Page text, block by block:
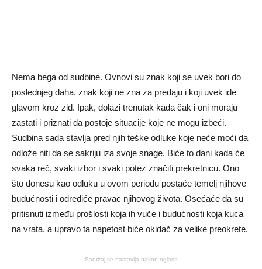
Nema bega od sudbine. Ovnovi su znak koji se uvek bori do
poslednjeg daha, znak koji ne zna za predaju i koji uvek ide
glavom kroz zid. Ipak, dolazi trenutak kada čak i oni moraju
zastati i priznati da postoje situacije koje ne mogu izbeći.
Sudbina sada stavlja pred njih teške odluke koje neće moći da
odlože niti da se sakriju iza svoje snage. Biće to dani kada će
svaka reč, svaki izbor i svaki potez značiti prekretnicu. Ono
što donesu kao odluku u ovom periodu postaće temelj njihove
budućnosti i odrediće pravac njihovog života. Osećaće da su
pritisnuti između prošlosti koja ih vuče i budućnosti koja kuca
na vrata, a upravo ta napetost biće okidač za velike preokrete.
Sadržaj se nastavlja nakon oglasa